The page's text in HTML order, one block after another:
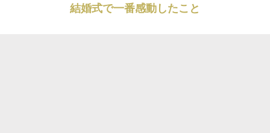
結婚式で一番感動したこと